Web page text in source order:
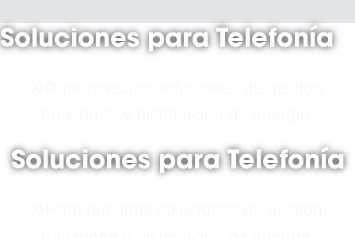
Soluciones para Telefonía
Soluciones para Telefonía